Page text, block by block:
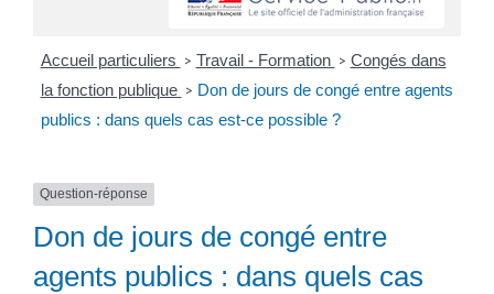
Accueil particuliers > Travail - Formation > Congés dans
la fonction publique > Don de jours de congé entre agents
publics : dans quels cas est-ce possible ?
Question-réponse
Don de jours de congé entre
agents publics : dans quels cas